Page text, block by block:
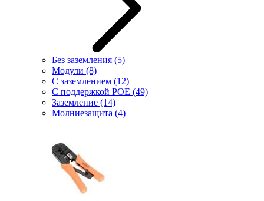
Без заземления (5)
Модули (8)
С заземлением (12)
С поддержкой POE (49)
Заземление (14)
Молниезащита (4)